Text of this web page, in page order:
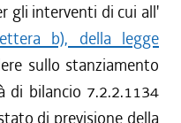
gli interventi di cui all'
b), della legge
sullo stanziamento
di bilancio 7.2.2.1134
di previsione della